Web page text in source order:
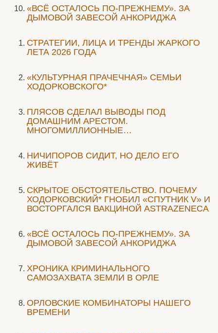
«ВСЁ ОСТАЛОСЬ ПО-ПРЕЖНЕМУ». ЗА
ДЫМОВОЙ ЗАВЕСОЙ АНКОРИДЖА
СТРАТЕГИИ, ЛИЦА И ТРЕНДЫ ЖАРКОГО
ЛЕТА 2026 ГОДА
«КУЛЬТУРНАЯ ПРАЧЕЧНАЯ» СЕМЬИ
ХОДОРКОВСКОГО*
ПЛЯСОВ СДЕЛАЛ ВЫВОДЫ ПОД
ДОМАШНИМ АРЕСТОМ.
МНОГОМИЛЛИОННЫЕ…
НИЧИПОРОВ СИДИТ, НО ДЕЛО ЕГО
ЖИВЁТ
СКРЫТОЕ ОБСТОЯТЕЛЬСТВО. ПОЧЕМУ
ХОДОРКОВСКИЙ* ГНОБИЛ «СПУТНИК V» И
ВОСТОРГАЛСЯ ВАКЦИНОЙ ASTRAZENECA
«ВСЁ ОСТАЛОСЬ ПО-ПРЕЖНЕМУ». ЗА
ДЫМОВОЙ ЗАВЕСОЙ АНКОРИДЖА
ХРОНИКА КРИМИНАЛЬНОГО
САМОЗАХВАТА ЗЕМЛИ В ОРЛЕ
ОРЛОВСКИЕ КОМБИНАТОРЫ НАШЕГО
ВРЕМЕНИ